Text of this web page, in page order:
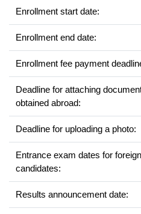
https://zfu.web.amu.edu.pl/
Example of courses
630 godzin języka
420 godzin języka fińskiego
300 godzin języka
hiszpańskiego lub angielskiego
90 godzin przedmiotów o
300 godzin przedmiotów o
informacji oraz ich analizy
przedmioty rozwijające
Graduate competencies
Enrollment start date:
Enrollment end date:
Enrollment fee payment
Deadline for attaching
obtained abroad:
Deadline for uploading a photo:
Entrance exam dates for foreign
candidates:
Results announcement date: